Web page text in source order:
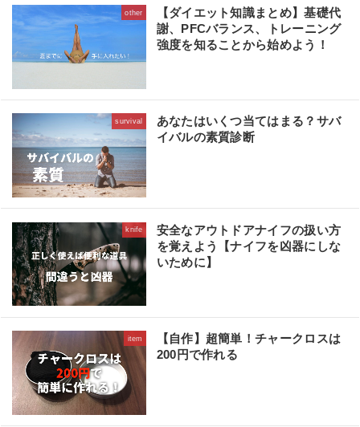
other
【ダイエット知識まとめ】基礎代
謝、PFCバランス、トレーニング
強度を知ることから始めよう！
survival
あなたはいくつ当てはまる？サバ
イバルの素質診断
knife
安全なアウトドアナイフの扱い方
を覚えよう【ナイフを凶器にしな
いために】
item
【自作】超簡単！チャークロスは
200円で作れる